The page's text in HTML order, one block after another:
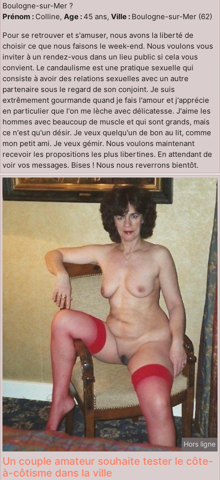
Boulogne-sur-Mer ?
Prénom : Colline, Age : 45 ans, Ville : Boulogne-sur-Mer (62)
Pour se retrouver et s'amuser, nous avons la liberté de
choisir ce que nous faisons le week-end. Nous voulons vous
inviter à un rendez-vous dans un lieu public si cela vous
convient. Le candaulisme est une pratique sexuelle qui
consiste à avoir des relations sexuelles avec un autre
partenaire sous le regard de son conjoint. Je suis
extrêmement gourmande quand je fais l'amour et j'apprécie
en particulier que l'on me lèche avec délicatesse. J'aime les
hommes avec beaucoup de muscle et qui sont grands, mais
ce n'est qu'un désir. Je veux quelqu'un de bon au lit, comme
mon petit ami. Je veux gémir. Nous voulons maintenant
recevoir les propositions les plus libertines. En attendant de
voir vos messages. Bises ! Nous nous reverrons bientôt.
Hors ligne
Un couple amateur souhaite tester le côte-
à-côtisme dans la ville